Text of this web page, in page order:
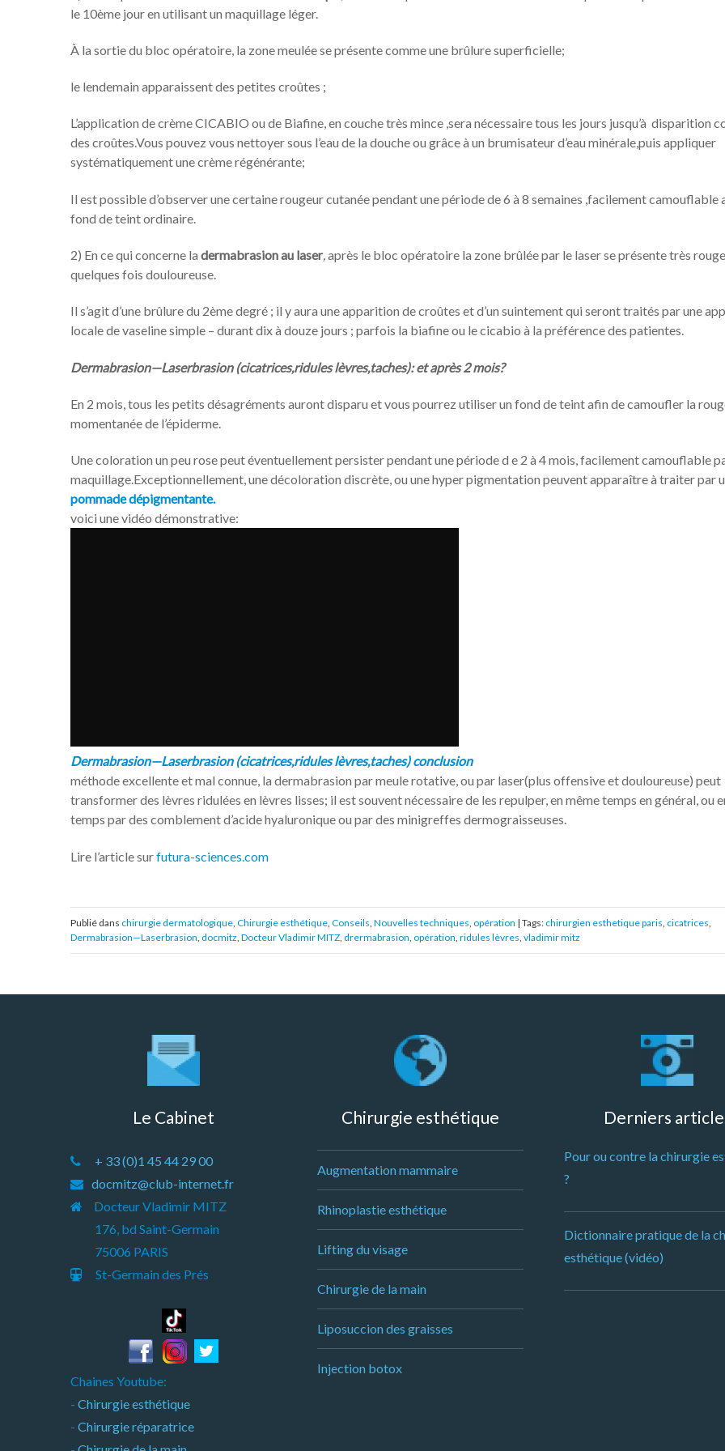
le 10ème jour en utilisant un maquillage léger.
À la sortie du bloc opératoire, la zone meulée se présente comme une brûlure superficielle;
le lendemain apparaissent des petites croûtes ;
L’application de crème CICABIO ou de Biafine, en couche très mince ,sera nécessaire tous les jours jusqu’à disparition
des croûtes.Vous pouvez vous nettoyer sous l’eau de la douche ou grâce à un brumisateur d’eau minérale,puis appliquer
systématiquement une crème régénérante;
Il est possible d’observer une certaine rougeur cutanée pendant une période de 6 à 8 semaines ,facilement camouflable
fond de teint ordinaire.
2) En ce qui concerne la dermabrasion au laser,après le bloc opératoire la zone brûlée par le laser se présente très
quelques fois douloureuse.
Il s’agit d’une brûlure du 2ème degré ; il y aura une apparition de croûtes et d’un suintement qui seront traités par une
locale de vaseline simple – durant dix à douze jours ; parfois la biafine ou le cicabio à la préférence des patientes.
Dermabrasion—Laserbrasion (cicatrices,ridules lèvres,taches): et après 2 mois?
En 2 mois, tous les petits désagréments auront disparu et vous pourrez utiliser un fond de teint afin de camoufler la
momentanée de l’épiderme.
Une coloration un peu rose peut éventuellement persister pendant une période d e 2 à 4 mois, facilement camouflable
maquillage.Exceptionnellement, une décoloration discrète, ou une hyper pigmentation peuvent apparaître à traiter par
pommade dépigmentante.
voici une vidéo démonstrative:
Dermabrasion—Laserbrasion (cicatrices,ridules lèvres,taches) conclusion
méthode excellente et mal connue, la dermabrasion par meule rotative, ou par laser(plus offensive et douloureuse) peut
transformer des lèvres ridulées en lèvres lisses; il est souvent nécessaire de les repulper, en même temps en général, ou
temps par des comblement d’acide hyaluronique ou par des minigreffes dermograisseuses.
Lire l’article surfutura-sciences.com
Publié dans chirurgie dermatologique Chirurgie esthétique Conseils Nouvelles techniques opération | Tags: chirurgien esthetique paris cicatrices
Dermabrasion—Laserbrasion docmitz Docteur Vladimir MITZ drermabrasion opération ridules lèvres vladimir mitz
Le Cabinet
+ 33 (0)1 45 44 29 00
docmitz@club-internet.fr
Docteur Vladimir MITZ
176, bd Saint-Germain
75006 PARIS
St-Germain des Prés
Chaines Youtube:
- Chirurgie esthétique
- Chirurgie réparatrice
Chirurgie esthétique
Augmentation mammaire
Rhinoplastie esthétique
Lifting du visage
Chirurgie de la main
Liposuccion des graisses
Injection botox
Derniers
Pour ou contre la chirurgie
?
Dictionnaire pratique de la
esthétique (vidéo)